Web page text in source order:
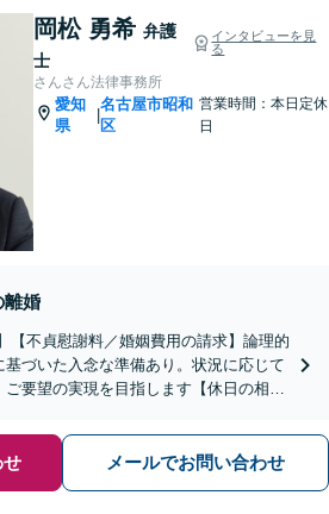
岡松 勇希 弁護
士
インタビューを見
る
さんさん法律事務所
愛知
県
|
名古屋市昭和
区
営業時間：本日定休
日
離婚
【不貞慰謝料／婚姻費用の請求】論理的
づいた入念な準備あり。状況に応じて
要望の実現を目指します【休日の相談
メールでお問い合わせ